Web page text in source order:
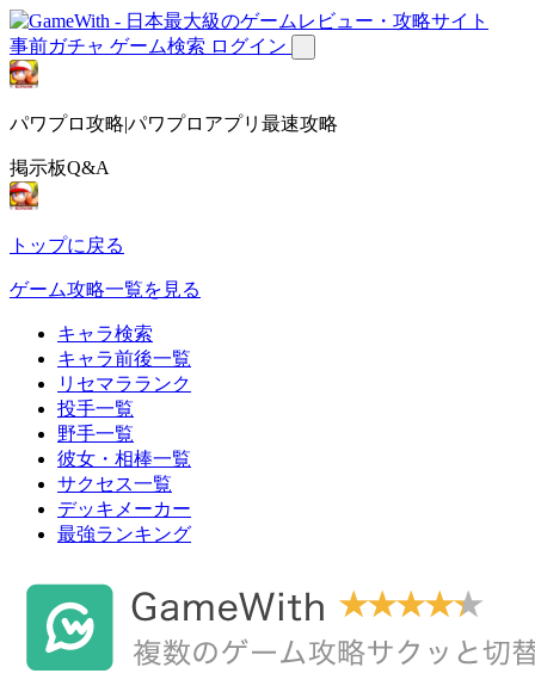
事前ガチャ ゲーム検索 ログイン
パワプロ攻略|パワプロアプリ最速攻略
掲示板Q&A
トップに戻る
ゲーム攻略一覧を見る
キャラ検索
キャラ前後一覧
リセマラランク
投手一覧
野手一覧
彼女・相棒一覧
サクセス一覧
デッキメーカー
最強ランキング